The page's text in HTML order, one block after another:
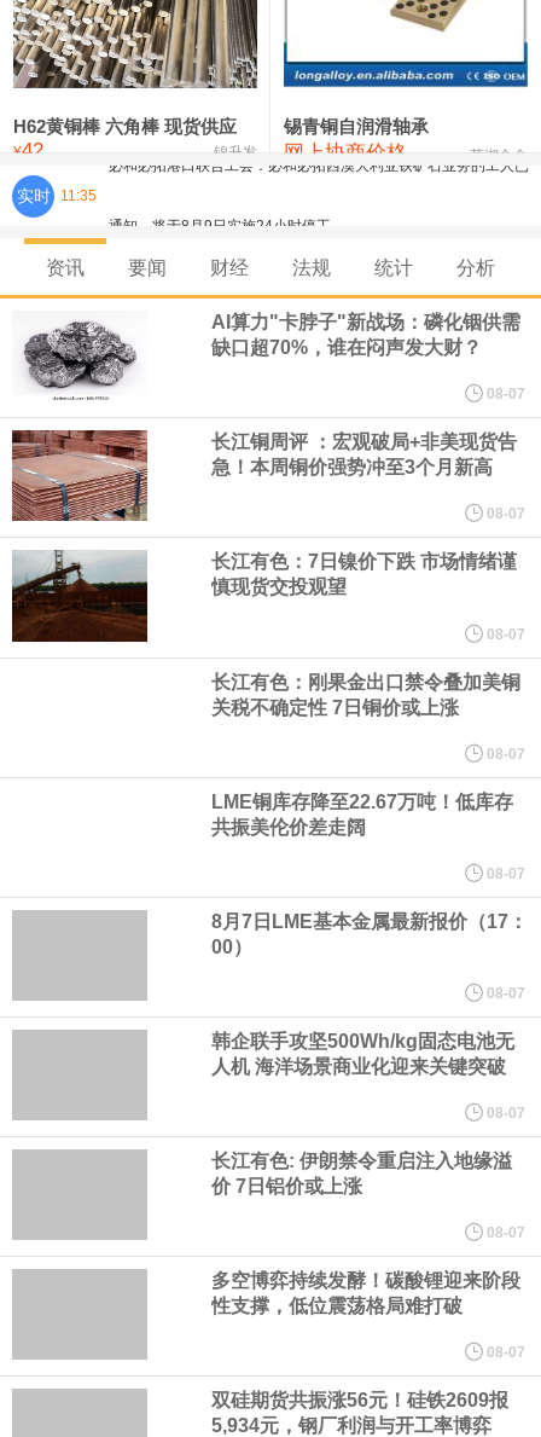
铸造铝合金锭(ZLD104) 24,300—24,500 24,400
压铸锌合金锭 26,500—26,700
氯化镍 38,300—40,300 39,300 0
H62黄铜棒 六角棒 现货供应
¥42 锦升发
锡青铜自润滑轴承
网上协商价格 芜湖合金
实时 11:35
必和必拓港口联合工会：必和必拓西澳大利亚铁矿石业务的工人已
8月7日，宇树科技董事长王兴兴网上路演时表示，报告期内，公司
研发费用金额分别为4,995.18万元、7,001.70万元、14,496.56万
元，最近3年复合增长率达70.36%，呈快速增长趋势，并形成多项
核心技术和知识产权。截至2026年1月31日，公司拥有262项专利权
（含境内发明专利20项）。
纽约期银日内涨4%，现报64.08美元/盎司。
宇树科技董事长、总经理兼首席技术官王兴兴在网上路演时表示，
经过多年研发创新和技术积累，公司逐步形成了包括一体化关节集
成技术、高紧凑度机器人身体集成技术、机器人激光雷达全自研核
心技术等多项已商业化应用的核心技术并已应用于公司的高性能通
美国总统特朗普6日否认他对国防部长赫格塞思不满，称对赫格塞思
所做的工作“非常满意”。特朗普在社交媒体上发帖称，一些媒体有关
他与赫格塞思就弹药短缺问题发生冲突的报道是“完全没有根据的谣
纽约期银突破64美元/盎司，日内涨3.91%。
据报道，威刚近日在法说会上表示，在需求增加、价格走高及货源
稳定的三大有利因素带动下，预期第3季度营运将优于第2季度，并
美国国会预算办公室（CBO）于当地时间5日发布报告称，美国海军
资讯 要闻 财经 法规 统计 分析
AI算力"卡脖子"新战场：磷化铟供需
缺口超70%，谁在闷声发大财？
08-07
长江铜周评 ：宏观破局+非美现货告
急！本周铜价强势冲至3个月新高
08-07
长江有色：7日镍价下跌 市场情绪谨
慎现货交投观望
08-07
长江有色：刚果金出口禁令叠加美铜
关税不确定性 7日铜价或上涨
08-07
LME铜库存降至22.67万吨！低库存
共振美伦价差走阔
08-07
8月7日LME基本金属最新报价（17：
00）
08-07
韩企联手攻坚500Wh/kg固态电池无
人机 海洋场景商业化迎来关键突破
08-07
长江有色: 伊朗禁令重启注入地缘溢
价 7日铝价或上涨
08-07
多空博弈持续发酵！碳酸锂迎来阶段
性支撑，低位震荡格局难打破
08-07
双硅期货共振涨56元！硅铁2609报
5,934元，钢厂利润与开工率博弈